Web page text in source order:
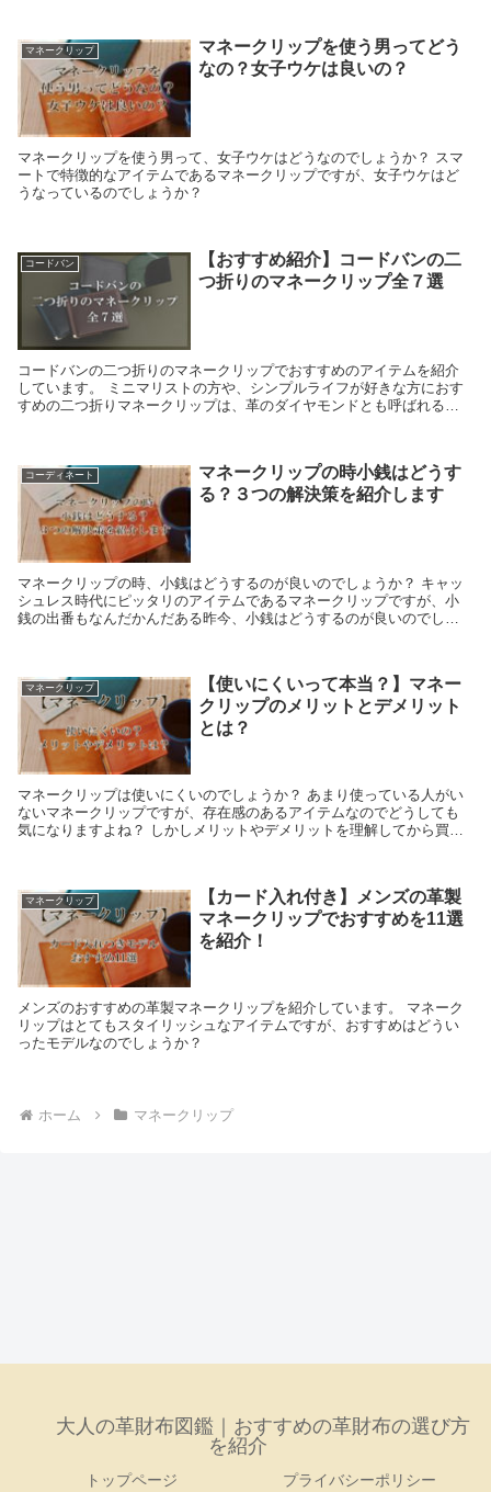
マネークリップ
マネークリップを使う男ってどう
なの？女子ウケは良いの？
マネークリップを使う男って、女子ウケはどうなのでしょうか？ スマ
ートで特徴的なアイテムであるマネークリップですが、女子ウケはど
うなっているのでしょうか？
コードバン
【おすすめ紹介】コードバンの二
つ折りのマネークリップ全７選
コードバンの二つ折りのマネークリップでおすすめのアイテムを紹介
しています。 ミニマリストの方や、シンプルライフが好きな方におす
すめの二つ折りマネークリップは、革のダイヤモンドとも呼ばれるコ
コーディネート
マネークリップの時小銭はどうす
る？３つの解決策を紹介します
マネークリップの時、小銭はどうするのが良いのでしょうか？ キャッ
シュレス時代にピッタリのアイテムであるマネークリップですが、小
銭の出番もなんだかんだある昨今、小銭はどうするのが良いのでしょ
マネークリップ
【使いにくいって本当？】マネー
クリップのメリットとデメリット
とは？
マネークリップは使いにくいのでしょうか？ あまり使っている人がい
ないマネークリップですが、存在感のあるアイテムなのでどうしても
気になりますよね？ しかしメリットやデメリットを理解してから買わ
マネークリップ
【カード入れ付き】メンズの革製
マネークリップでおすすめを11選
を紹介！
メンズのおすすめの革製マネークリップを紹介しています。 マネーク
リップはとてもスタイリッシュなアイテムですが、おすすめはどうい
ったモデルなのでしょうか？
ホーム マネークリップ
大人の革財布図鑑｜おすすめの革財布の選び方
を紹介
トップページ プライバシーポリシー